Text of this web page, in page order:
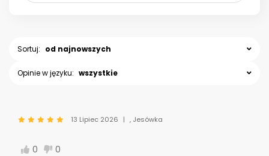
Sortuj: od najnowszych
Opinie w języku: wszystkie
13 Lipiec 2026 , Jesówka
0 0